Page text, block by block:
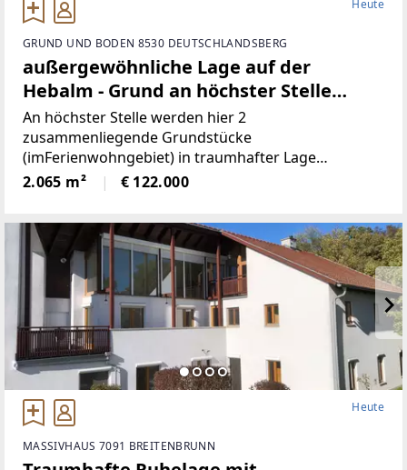
Heute
GRUND UND BODEN 8530 DEUTSCHLANDSBERG
außergewöhnliche Lage auf der
Hebalm - Grund an höchster Stelle
(Provisionsfrei)
An höchster Stelle werden hier 2
zusammenliegende Grundstücke
(imFerienwohngebiet) in traumhafter Lage
angeboten! Die beiden Grundstücke haben
inSumme 2.065m² (€59/ m²), sind süd-westlich
1100
2.065 m² € 122.000
Heute
MASSIVHAUS 7091 BREITENBRUNN